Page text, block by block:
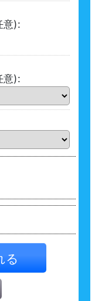
意):
意):
る